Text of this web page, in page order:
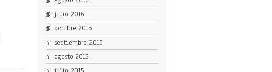
julio 2016
octubre 2015
septiembre 2015
agosto 2015